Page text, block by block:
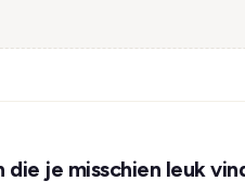
je misschien leuk